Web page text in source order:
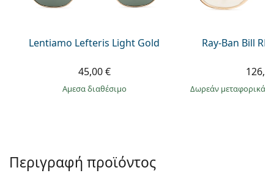
Lentiamo Lefteris Light Gold
45,00 €
άμεσα διαθέσιμο
Ray-Ban Bill
Δωρεάν μεταφορικά
Περιγραφή προϊόντος